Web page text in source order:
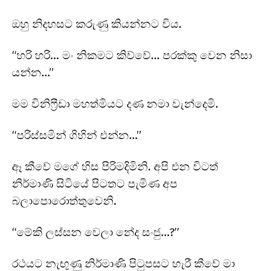
ඔහු නිදහසට කරුණු කියන්නට විය.
“හරි හරි… මං නිකමට කිව්වේ… පරක්කු වෙන නිසා
යන්න…”
මම විනිෆ්‍රීඩා මහත්මියට දණ නමා වැන්දෙමි.
“පරිස්සමින් ගිහින් එන්න…”
ඈ කීවේ මගේ හිස පිරිමදිමිනි. අපි එන විටත්
නිර්මාණි සිටියේ පිටතට පැමිණ අප
බලාපොරොත්තුවෙනි.
“මේකි ලස්සන වෙලා නේද සංජු…?”
රථයට නැඟුණු නිර්මාණි පිටුපසට හැරී කීවේ මා